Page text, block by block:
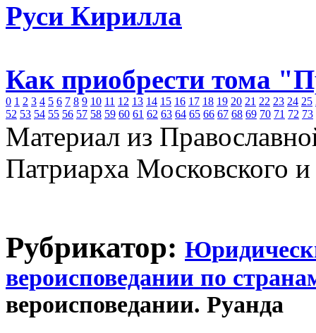
Руси Кирилла
Как приобрести тома
0 1 2 3 4 5 6 7 8 9 10 11 12 13 14 15 16 17 18 19 20 21 22 23 24 25
52 53 54 55 56 57 58 59 60 61 62 63 64 65 66 67 68 69 70 71 72 73
Материал из
Патриарха Московского
Рубрикатор:
вероисповедании по
вероисповедании. Руанда